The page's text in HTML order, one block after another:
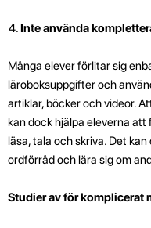
Inte använda
Många elever förlitar sig
läroboksuppgifter och
artiklar, böcker och videor.
kan dock hjälpa eleverna
läsa, tala och skriva. Det
ordförråd och lära sig om
Studier av för komplicerat